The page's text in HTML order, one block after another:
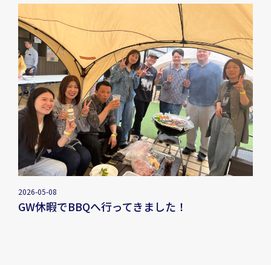
2026-05-08
GW休暇でBBQへ行ってきました！